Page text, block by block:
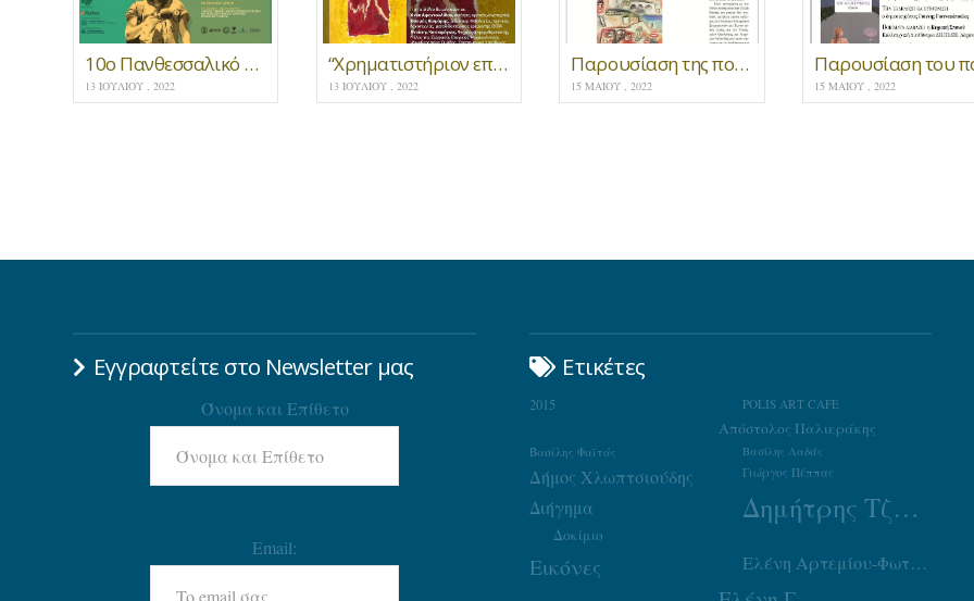
10ο Πανθεσσαλικό Φεστιβάλ Ποίησης
13 ΙΟΥΛΊΟΥ , 2022
“Χρηματιστήριον εποχών” * Παρουσίαση βιβλίου
13 ΙΟΥΛΊΟΥ , 2022
Παρουσίαση της ποιητικής συλλογής ‘η ηχώ της μνήμης’
15 ΜΑΪ́ΟΥ , 2022 15 ΜΑΪ́ΟΥ , 2022
Εγγραφτείτε στο Newsletter μας
Όνομα και Επίθετο
Email:
Ετικέτες
2015 POLIS ART CAFE
Απόστολος Παλιεράκης
Βασίλης Λαδάς
Βασίλης Φαϊτάς
Γιώργος Πέππας
Δήμος Χλωπτσιούδης
Δημήτρης Τζουμάκας
Διήγημα
Δοκίμιο
Εικόνες Ελένη Αρτεμίου-Φωτιάδου